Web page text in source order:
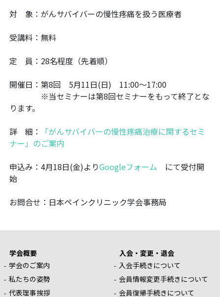
対 象：がんサバイバーの慢性疼痛を扱う医療者
受講料：無料
定 員：28名程度（先着順）
開催日：第8回 5月11日(日) 11:00～17:00
※当セミナーは第8回セミナーをもって終了とな
ります。
詳 細：
「がんサバイバーの慢性疼痛治療に関するセミ
ナー」のご案内
申込み：4月18日(金)よりGoogleフォーム にて受付開
始
お問合せ：日本ペインクリニック学会事務局
学会概要
学会のご案内
私たちの姿勢
代表理事挨拶
入会・変更・退会
入会手続きについて
会員情報変更手続きについて
会員復帰手続きについて